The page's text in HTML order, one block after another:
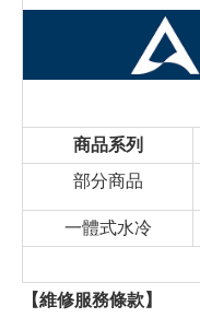
商品系列
部分商品
一體式水冷
【維修服務條款】